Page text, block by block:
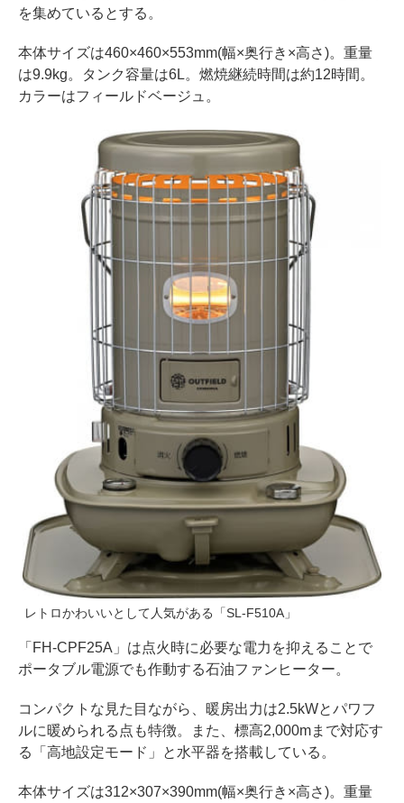
を集めているとする。
本体サイズは460×460×553mm(幅×奥行き×高さ)。重量
は9.9kg。タンク容量は6L。燃焼継続時間は約12時間。
カラーはフィールドベージュ。
レトロかわいいとして人気がある「SL-F510A」
「FH-CPF25A」は点火時に必要な電力を抑えることで
ポータブル電源でも作動する石油ファンヒーター。
コンパクトな見た目ながら、暖房出力は2.5kWとパワフ
ルに暖められる点も特徴。また、標高2,000mまで対応す
る「高地設定モード」と水平器を搭載している。
本体サイズは312×307×390mm(幅×奥行き×高さ)。重量